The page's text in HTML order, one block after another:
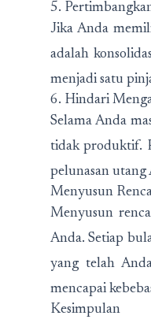
5.
Jika Anda
adalah
menjadi satu
6. Hindari
Selama Anda
tidak produktif.
pelunasan utang
Menyusun
Menyusun
Anda. Setiap
yang telah
mencapai
Kesimpulan